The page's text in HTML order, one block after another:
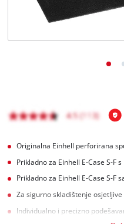
Originalna Einhell perforirana
Prikladno za Einhell E-Case S-F
Prikladno za Einhell E-Case S-F
Za sigurno skladištenje
Individualno i precizno